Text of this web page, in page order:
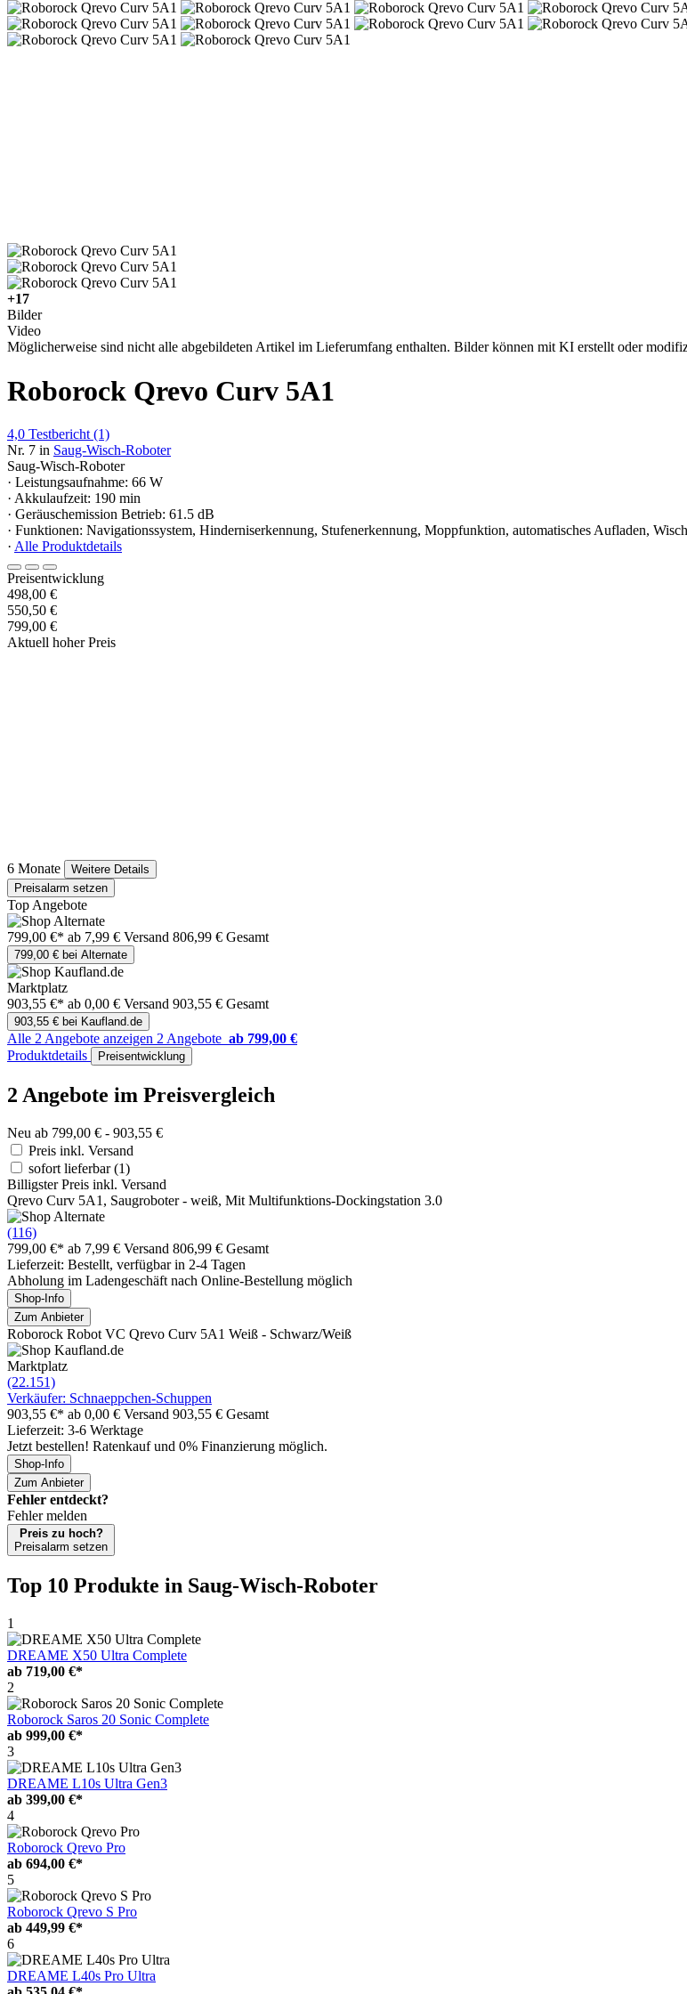
+17
Bilder
Video
Möglicherweise sind nicht alle abgebildeten Artikel im Lieferumfang enthalten. Bilder können mit KI erstellt oder
Roborock Qrevo Curv 5A1
4,0 Testbericht (1)
Nr. 7 in Saug-Wisch-Roboter
Saug-Wisch-Roboter
· Leistungsaufnahme: 66 W
· Akkulaufzeit: 190 min
· Geräuschemission Betrieb: 61.5 dB
· Funktionen: Navigationssystem, Hinderniserkennung, Stufenerkennung, Moppfunktion, automatisches Aufladen,
· Alle Produktdetails
Preisentwicklung
498,00 €
550,50 €
799,00 €
Aktuell hoher Preis
6 Monate
Weitere Details
Preisalarm setzen
Top Angebote
799,00 €* ab 7,99 € Versand 806,99 € Gesamt
799,00 € bei Alternate
Marktplatz
903,55 €* ab 0,00 € Versand 903,55 € Gesamt
903,55 € bei Kaufland.de
Alle 2 Angebote anzeigen 2 Angebote ab 799,00 €
Produktdetails
Preisentwicklung
2 Angebote im Preisvergleich
Neu ab 799,00 € - 903,55 €
Preis inkl. Versand
sofort lieferbar(1)
Billigster Preis inkl. Versand
Qrevo Curv 5A1, Saugroboter - weiß, Mit Multifunktions-Dockingstation 3.0
(116)
799,00 €* ab 7,99 € Versand 806,99 € Gesamt
Lieferzeit: Bestellt, verfügbar in 2-4 Tagen
Abholung im Ladengeschäft nach Online-Bestellung möglich
Shop-Info
Zum Anbieter
Roborock Robot VC Qrevo Curv 5A1 Weiß - Schwarz/Weiß
Marktplatz
(22.151)
Verkäufer: Schnaeppchen-Schuppen
903,55 €* ab 0,00 € Versand 903,55 € Gesamt
Lieferzeit: 3-6 Werktage
Jetzt bestellen! Ratenkauf und 0% Finanzierung möglich.
Shop-Info
Zum Anbieter
Fehler entdeckt?
Fehler melden
Preis zu hoch?
Preisalarm setzen
Top 10 Produkte in Saug-Wisch-Roboter
1
DREAME X50 Ultra Complete
ab 719,00 €*
2
Roborock Saros 20 Sonic Complete
ab 999,00 €*
3
DREAME L10s Ultra Gen3
ab 399,00 €*
4
Roborock Qrevo Pro
ab 694,00 €*
5
Roborock Qrevo S Pro
ab 449,99 €*
6
DREAME L40s Pro Ultra